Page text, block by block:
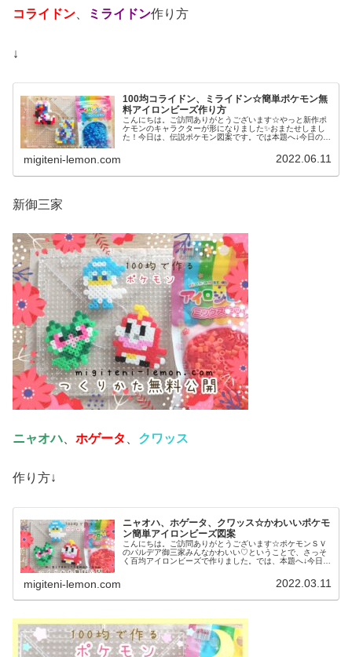
コライドン ミライドン作り方
↓
100均コライドン、ミライドン☆簡単ポケモン無
料アイロンビーズ作り方
こんにちは。ご訪問ありがとうございます☆やっと新作ポ
ケモンのキャラクターが形になりました✨おまたせしまし
た！今日は、伝説ポケモン図案です。では本題へ↓今日の作
migiteni-lemon.com 2022.06.11
新御三家
ニャオハ ホゲータ クワッス
作り方↓
ニャオハ、ホゲータ、クワッス☆かわいいポケモ
ン簡単アイロンビーズ図案
こんにちは。ご訪問ありがとうございます☆ポケモンＳＶ
のパルデア御三家みんなかわいい♡ということで、さっそ
く百均アイロンビーズで作りました。では、本題へ↓今日の
migiteni-lemon.com 2022.03.11